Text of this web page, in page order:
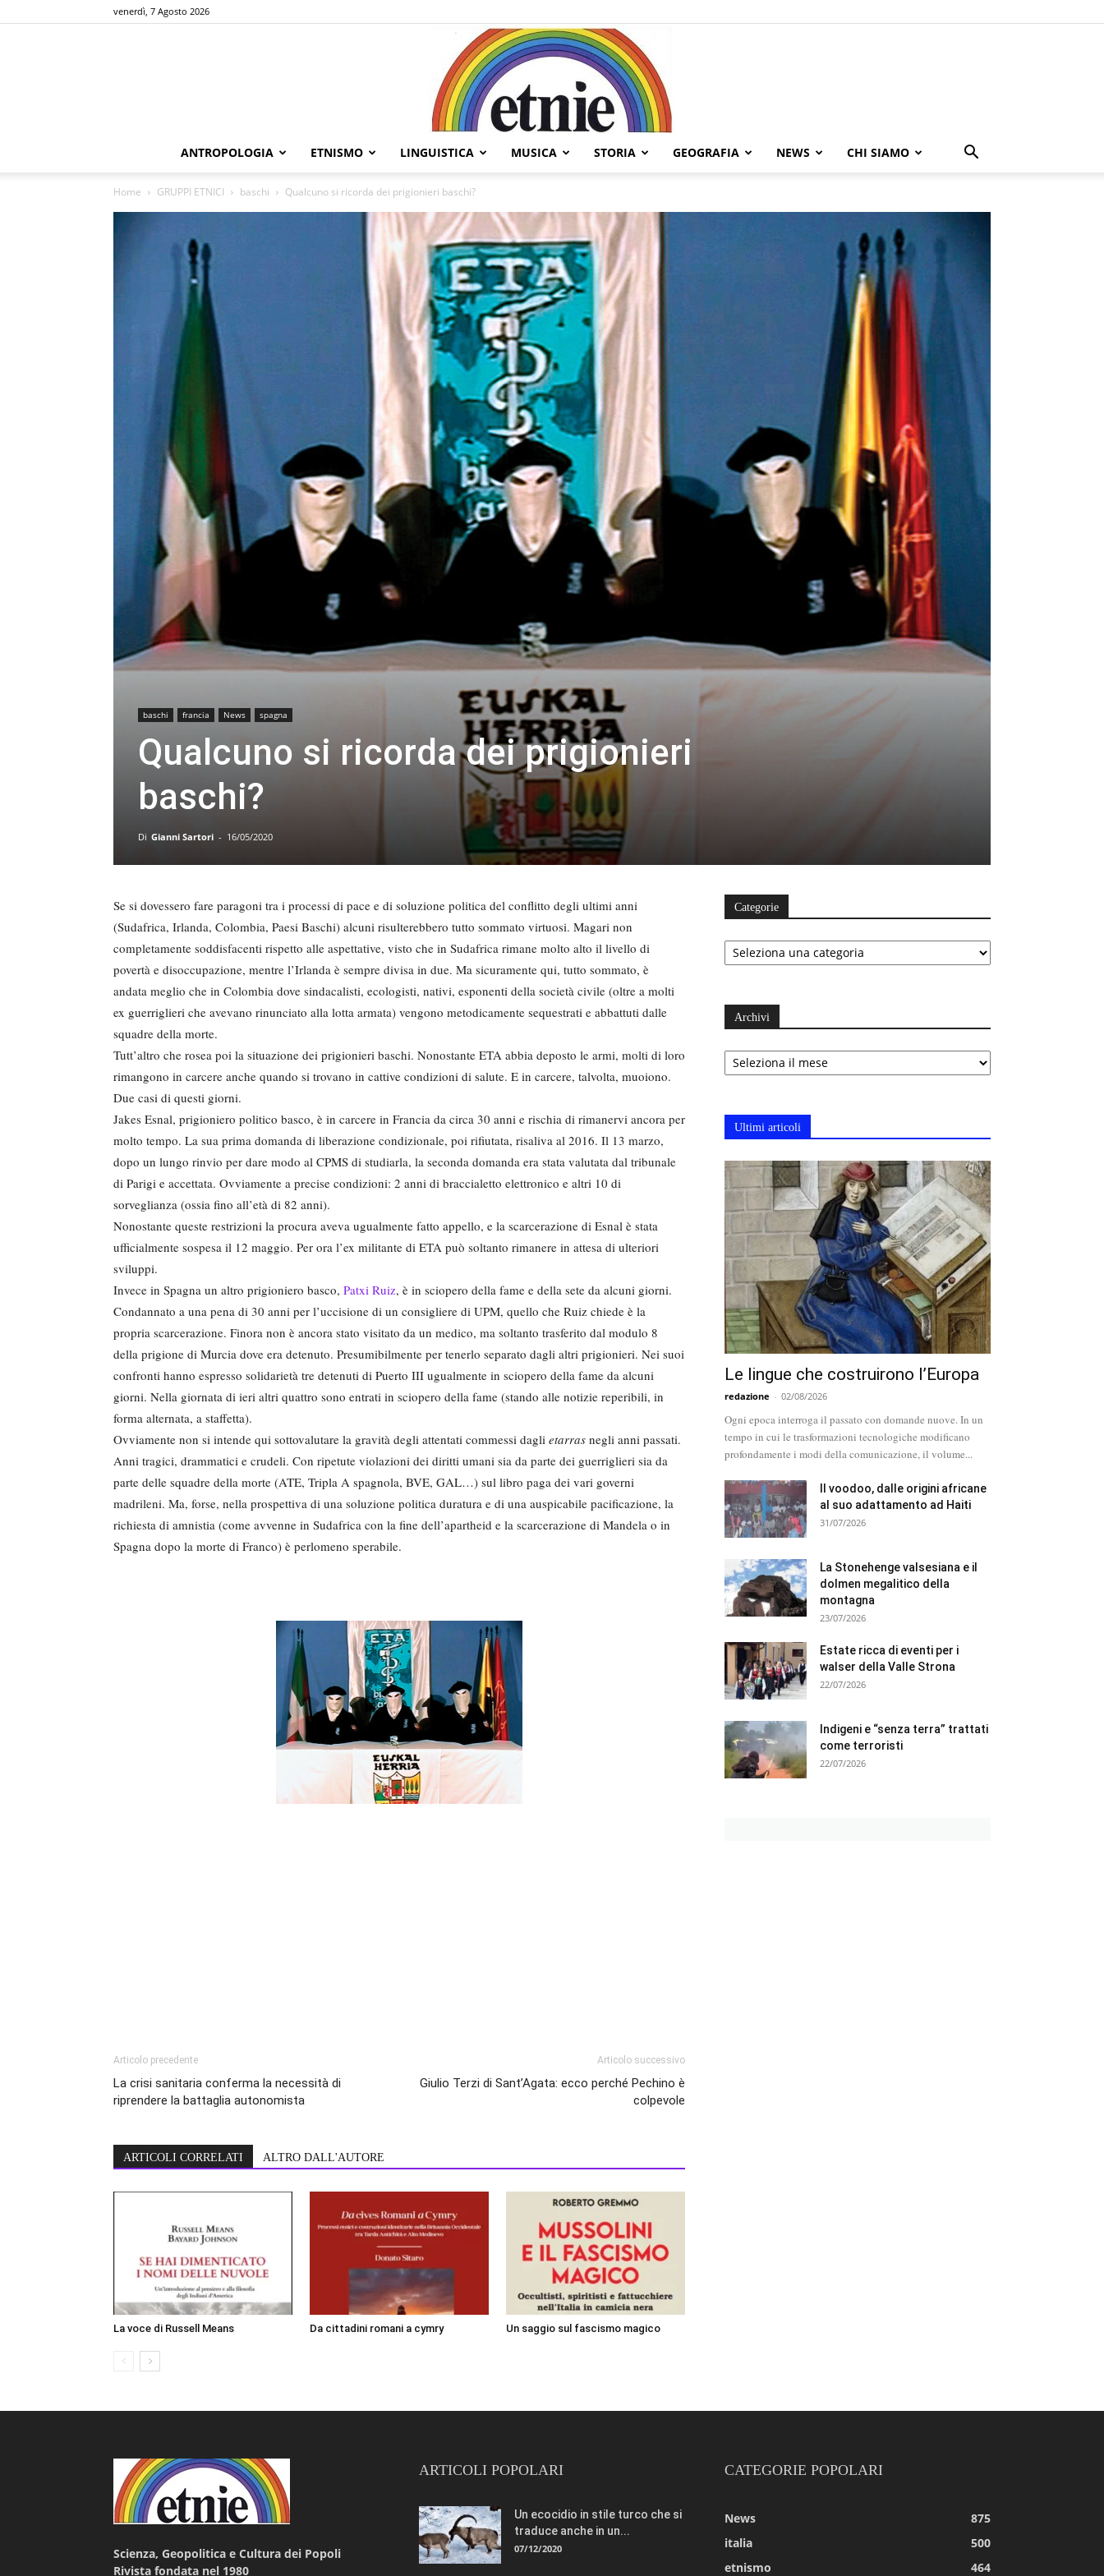
venerdì, 7 Agosto 2026
ANTROPOLOGIA ETNISMO LINGUISTICA MUSICA STORIA GEOGRAFIA NEWS CHI SIAMO
Home GRUPPI ETNICI baschi Qualcuno si ricorda dei prigionieri baschi?
baschi francia News spagna
Qualcuno si ricorda dei prigionieri
baschi?
Di Gianni Sartori - 16/05/2020
Se si dovessero fare paragoni tra i processi di pace e di soluzione politica del conflitto degli ultimi anni
(Sudafrica, Irlanda, Colombia, Paesi Baschi) alcuni risulterebbero tutto sommato virtuosi. Magari non
completamente soddisfacenti rispetto alle aspettative, visto che in Sudafrica rimane molto alto il livello di
povertà e disoccupazione, mentre l’Irlanda è sempre divisa in due. Ma sicuramente qui, tutto sommato, è
andata meglio che in Colombia dove sindacalisti, ecologisti, nativi, esponenti della società civile (oltre a molti
ex guerriglieri che avevano rinunciato alla lotta armata) vengono metodicamente sequestrati e abbattuti dalle
squadre della morte.
Tutt’altro che rosea poi la situazione dei prigionieri baschi. Nonostante ETA abbia deposto le armi, molti di loro
rimangono in carcere anche quando si trovano in cattive condizioni di salute. E in carcere, talvolta, muoiono.
Due casi di questi giorni.
Jakes Esnal, prigioniero politico basco, è in carcere in Francia da circa 30 anni e rischia di rimanervi ancora per
molto tempo. La sua prima domanda di liberazione condizionale, poi rifiutata, risaliva al 2016. Il 13 marzo,
dopo un lungo rinvio per dare modo al CPMS di studiarla, la seconda domanda era stata valutata dal tribunale
di Parigi e accettata. Ovviamente a precise condizioni: 2 anni di braccialetto elettronico e altri 10 di
sorveglianza (ossia fino all’età di 82 anni).
Nonostante queste restrizioni la procura aveva ugualmente fatto appello, e la scarcerazione di Esnal è stata
ufficialmente sospesa il 12 maggio. Per ora l’ex militante di ETA può soltanto rimanere in attesa di ulteriori
sviluppi.
Invece in Spagna un altro prigioniero basco, Patxi Ruiz, è in sciopero della fame e della sete da alcuni giorni.
Condannato a una pena di 30 anni per l’uccisione di un consigliere di UPM, quello che Ruiz chiede è la
propria scarcerazione. Finora non è ancora stato visitato da un medico, ma soltanto trasferito dal modulo 8
della prigione di Murcia dove era detenuto. Presumibilmente per tenerlo separato dagli altri prigionieri. Nei suoi
confronti hanno espresso solidarietà tre detenuti di Puerto III ugualmente in sciopero della fame da alcuni
giorni. Nella giornata di ieri altri quattro sono entrati in sciopero della fame (stando alle notizie reperibili, in
forma alternata, a staffetta).
Ovviamente non si intende qui sottovalutare la gravità degli attentati commessi dagli etarras negli anni passati.
Anni tragici, drammatici e crudeli. Con ripetute violazioni dei diritti umani sia da parte dei guerriglieri sia da
parte delle squadre della morte (ATE, Tripla A spagnola, BVE, GAL…) sul libro paga dei vari governi
madrileni. Ma, forse, nella prospettiva di una soluzione politica duratura e di una auspicabile pacificazione, la
richiesta di amnistia (come avvenne in Sudafrica con la fine dell’apartheid e la scarcerazione di Mandela o in
Spagna dopo la morte di Franco) è perlomeno sperabile.
Articolo precedente
La crisi sanitaria conferma la necessità di
riprendere la battaglia autonomista
Articolo successivo
Giulio Terzi di Sant’Agata: ecco perché Pechino è
colpevole
ARTICOLI CORRELATI ALTRO DALL'AUTORE
La voce di Russell Means Da cittadini romani a cymry Un saggio sul fascismo magico
Categorie
Categorie
Archivi
Archivi
Ultimi articoli
Le lingue che costruirono l’Europa
redazione - 02/08/2026
Ogni epoca interroga il passato con domande nuove. In un
tempo in cui le trasformazioni tecnologiche modificano
profondamente i modi della comunicazione, il volume...
Il voodoo, dalle origini africane
al suo adattamento ad Haiti
31/07/2026
La Stonehenge valsesiana e il
dolmen megalitico della
montagna
23/07/2026
Estate ricca di eventi per i
walser della Valle Strona
22/07/2026
Indigeni e “senza terra” trattati
come terroristi
22/07/2026
Scienza, Geopolitica e Cultura dei Popoli
Rivista fondata nel 1980
ARTICOLI POPOLARI
Un ecocidio in stile turco che si
traduce anche in un...
07/12/2020
CATEGORIE POPOLARI
News
875
italia
500
etnismo
464